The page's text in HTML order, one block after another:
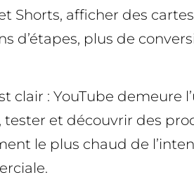
Shorts, afficher des
d’étapes, plus de
clair : YouTube
et découvrir des
le plus chaud de